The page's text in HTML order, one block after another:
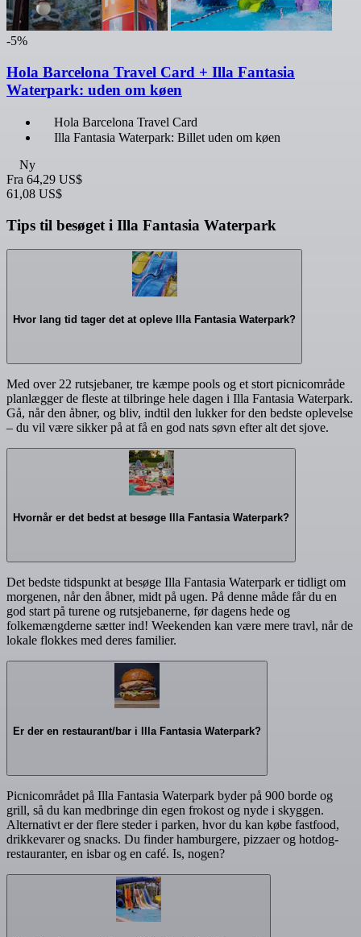
-5%
Hola Barcelona Travel Card + Illa Fantasia
Waterpark: uden om køen
Hola Barcelona Travel Card
Illa Fantasia Waterpark: Billet uden om køen
Ny
Fra 64,29 US$
61,08 US$
Tips til besøget i Illa Fantasia Waterpark
Hvor lang tid tager det at opleve Illa Fantasia Waterpark?
Med over 22 rutsjebaner, tre kæmpe pools og et stort picnicområde
planlægger de fleste at tilbringe hele dagen i Illa Fantasia Waterpark.
Gå, når den åbner, og bliv, indtil den lukker for den bedste oplevelse
– du vil være sikker på at få en god nats søvn efter alt det sjove.
Hvornår er det bedst at besøge Illa Fantasia Waterpark?
Det bedste tidspunkt at besøge Illa Fantasia Waterpark er tidligt om
morgenen, når den åbner, midt på ugen. På denne måde får du en
god start på turene og rutsjebanerne, før dagens hede og
folkemængderne sætter ind! Weekenden kan være mere travl, når de
lokale flokkes med deres familier.
Er der en restaurant/bar i Illa Fantasia Waterpark?
Picnicområdet på Illa Fantasia Waterpark byder på 900 borde og
grill, så du kan medbringe din egen frokost og nyde i skyggen.
Alternativt er der flere steder i parken, hvor du kan købe fastfood,
drikkevarer og snacks. Du finder hamburgere, pizzaer og hotdog-
restauranter, en isbar og en café. Is, nogen?